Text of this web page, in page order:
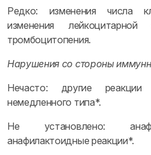
Редко: изменения числа
изменения лейкоцитарной
тромбоцитопения.
Нарушения со стороны
Нечасто: другие реакции
немедленного типа*.
Не установлено:
анафилактоидные реакции*.